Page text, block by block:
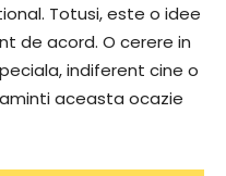
Totusi, este o idee
de acord. O cerere in
indiferent cine o
aceasta ocazie